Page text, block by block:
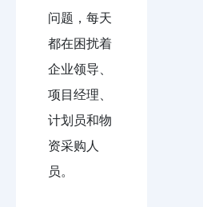
问题，每天
都在困扰着
企业领导、
项目经理、
计划员和物
资采购人
员。